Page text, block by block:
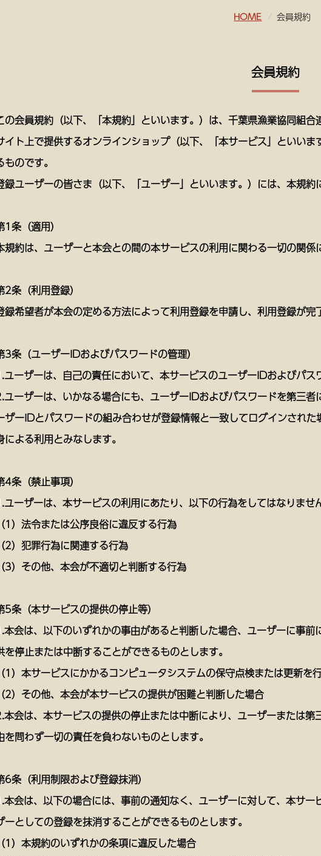
HOME 会員規約
会員規約
の会員規約（以下、「本規約」といいます。）は、千葉県漁業協同組
イト上で提供するオンラインショップ（以下、「本サービス」といい
ものです。
録ユーザーの皆さま（以下、「ユーザー」といいます。）には、本規約
1条（適用）
規約は、ユーザーと本会との間の本サービスの利用に関わる一切の関係
2条（利用登録）
録希望者が本会の定める方法によって利用登録を申請し、利用登録が完
3条（ユーザーIDおよびパスワードの管理）
ユーザーは、自己の責任において、本サービスのユーザーIDおよびパス
ユーザーは、いかなる場合にも、ユーザーIDおよびパスワードを第三
ザーIDとパスワードの組み合わせが登録情報と一致してログインされ
による利用とみなします。
4条（禁止事項）
ユーザーは、本サービスの利用にあたり、以下の行為をしてはなりませ
（1）法令または公序良俗に違反する行為
（2）犯罪行為に関連する行為
（3）その他、本会が不適切と判断する行為
5条（本サービスの提供の停止等）
本会は、以下のいずれかの事由があると判断した場合、ユーザーに事
を停止または中断することができるものとします。
（1）本サービスにかかるコンピュータシステムの保守点検または更新を
（2）その他、本会が本サービスの提供が困難と判断した場合
本会は、本サービスの提供の停止または中断により、ユーザーまたは
を問わず一切の責任を負わないものとします。
6条（利用制限および登録抹消）
本会は、以下の場合には、事前の通知なく、ユーザーに対して、本サ
ーとしての登録を抹消することができるものとします。
（1）本規約のいずれかの条項に違反した場合